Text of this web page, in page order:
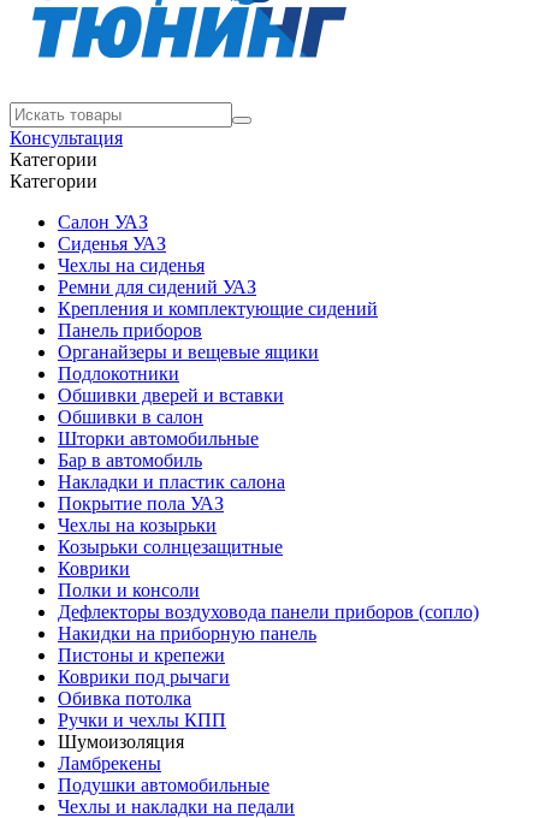
Консультация
Категории
Категории
Салон УАЗ
Сиденья УАЗ
Чехлы на сиденья
Ремни для сидений УАЗ
Крепления и комплектующие сидений
Панель приборов
Органайзеры и вещевые ящики
Подлокотники
Обшивки дверей и вставки
Обшивки в салон
Шторки автомобильные
Бар в автомобиль
Накладки и пластик салона
Покрытие пола УАЗ
Чехлы на козырьки
Козырьки солнцезащитные
Коврики
Полки и консоли
Дефлекторы воздуховода панели приборов (сопло)
Накидки на приборную панель
Пистоны и крепежи
Коврики под рычаги
Обивка потолка
Ручки и чехлы КПП
Шумоизоляция
Ламбрекены
Подушки автомобильные
Чехлы и накладки на педали